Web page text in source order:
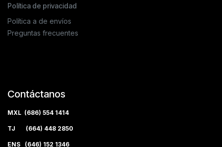
Política de privacidad
Política a de envíos
Preguntas frecuentes
Contáctanos
MXL (686) 554 1414
TJ (664) 448 2850
ENS (646) 152 1346